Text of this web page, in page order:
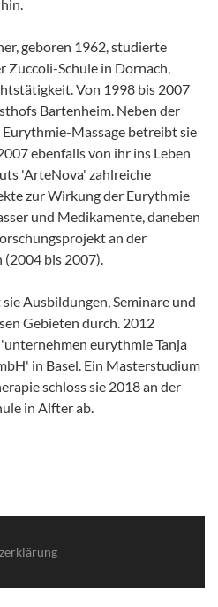
geboren 1962, studierte
Zuccoli-Schule in Dornach,
Von 1998 bis 2007
Bartenheim. Neben der
Massage betreibt sie
ebenfalls von ihr ins Leben
'ArteNova' zahlreiche
zur Wirkung der Eurythmie
und Medikamente, daneben
an der
bis 2007).
Ausbildungen, Seminare und
Gebieten durch. 2012
eurythmie Tanja
in Basel. Ein Masterstudium
schloss sie 2018 an der
in Alfter ab.